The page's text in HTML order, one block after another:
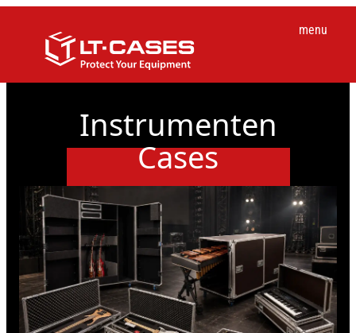
menu
Instrumenten
Cases